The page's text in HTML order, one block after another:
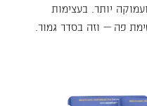
יותר. בעצימות
פה — וזה בסדר גמור.